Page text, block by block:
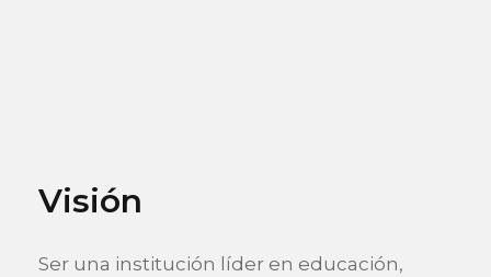
Visión
Ser una institución líder en educación,